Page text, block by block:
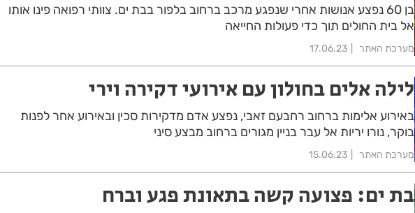
בן 60 נפצע אנושות אחרי שנפגע מרכב ברחוב בלפור בבת ים. צוותי רפואה פינו אותו
אל בית החולים תוך כדי פעולות החייאה
מערכת האתר 17.06.23
לילה אלים בחולון עם אירועי דקירה וירי
באירוע אלימות ברחוב רחבעם זאבי, נפצע אדם מדקירות סכין ובאירוע אחר לפנות
בוקר, נורו יריות אל עבר בניין מגורים ברחוב מבצע סיני
מערכת האתר 15.06.23
בת ים: פצועה קשה בתאונת פגע וברח